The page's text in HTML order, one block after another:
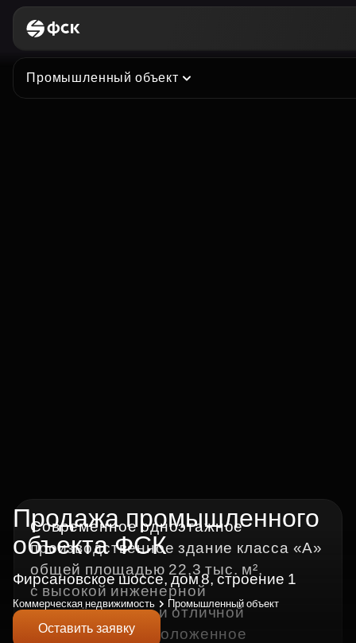
Промышленный объект
Продажа промышленного
объекта ФСК
Фирсановское шоссе, дом 8, строение 1
Коммерческая недвижимость Промышленный объект
Оставить заявку
Современное одноэтажное
производственное здание класса «А»
общей площадью 22,3 тыс. м²,
с высокой инженерной
оснащённостью и отличной
логистикой, расположенное